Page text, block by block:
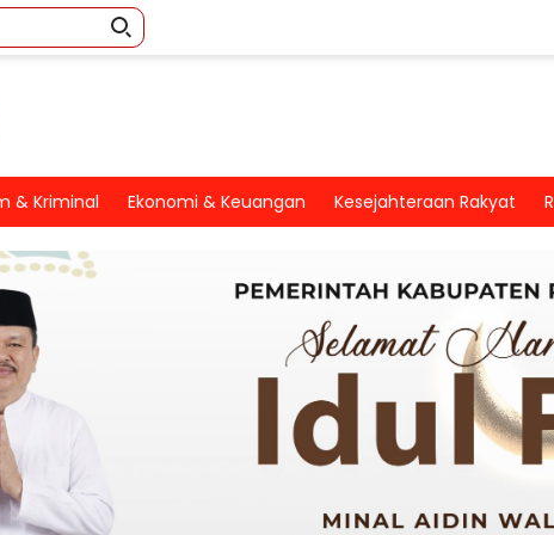
& Kriminal Ekonomi & Keuangan Kesejahteraan Rakyat